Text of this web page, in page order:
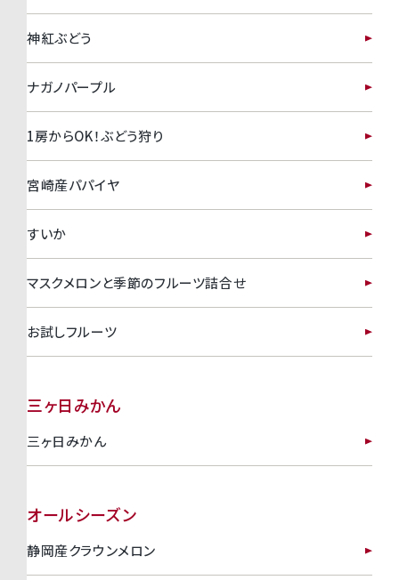
神紅ぶどう
ナガノパープル
1房からOK！ぶどう狩り
宮崎産パパイヤ
すいか
マスクメロンと季節のフルーツ詰合せ
お試しフルーツ
三ヶ日みかん
三ヶ日みかん
オールシーズン
静岡産クラウンメロン